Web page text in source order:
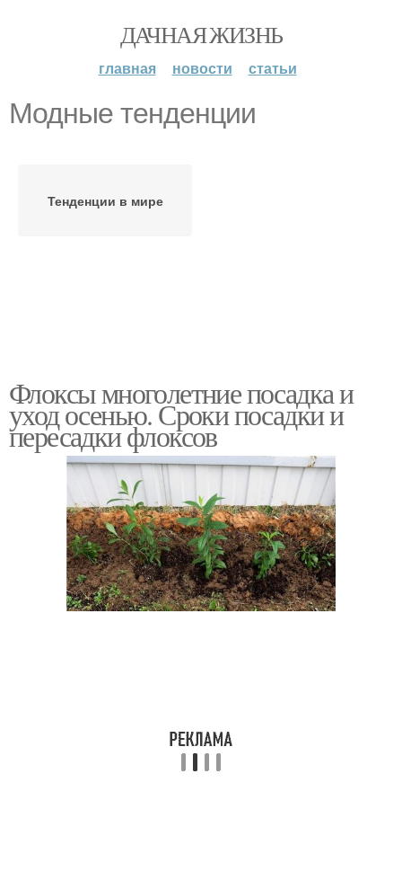
ДАЧНАЯ ЖИЗНЬ
главная новости статьи
Модные тенденции
Тенденции в мире
Флоксы многолетние посадка и
уход осенью. Сроки посадки и
пересадки флоксов